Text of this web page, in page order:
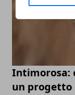
Intimorosa:
un progetto